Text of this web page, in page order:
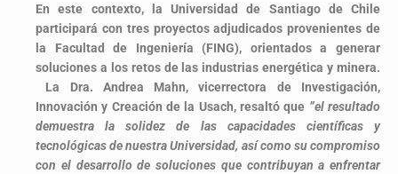
En este contexto, la Universidad de Santiago de Chile
participará con tres proyectos adjudicados provenientes de
la Facultad de Ingeniería (FING), orientados a generar
soluciones a los retos de las industrias energética y minera.
La Dra. Andrea Mahn, vicerrectora de Investigación,
Innovación y Creación de la Usach, resaltó que ”el resultado
demuestra la solidez de las capacidades científicas y
tecnológicas de nuestra Universidad, así como su compromiso
con el desarrollo de soluciones que contribuyan a enfrentar